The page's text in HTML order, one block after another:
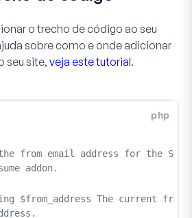
o trecho de código ao seu
sobre como e onde adicionar
seu site, veja este tutorial.